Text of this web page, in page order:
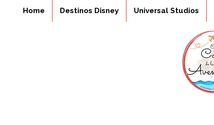
Home Destinos Disney Universal Studios